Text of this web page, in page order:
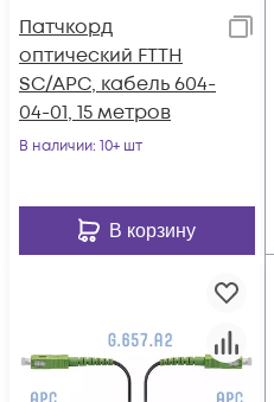
Патчкорд
оптический FTTH
SC/APC, кабель 604-
04-01, 15 метров
В наличии: 10+ шт
В корзину